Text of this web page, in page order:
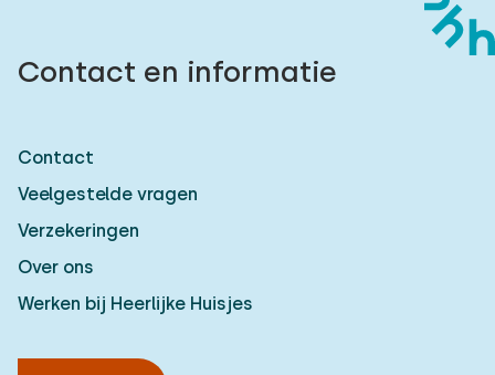
Contact en informatie
Contact
Veelgestelde vragen
Verzekeringen
Over ons
Werken bij Heerlijke Huisjes